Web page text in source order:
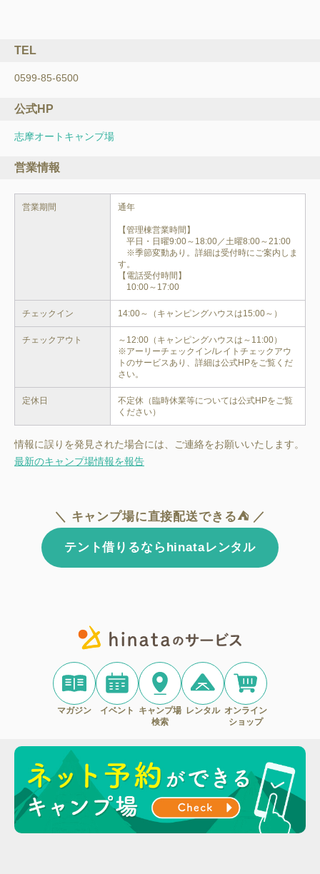
TEL
0599-85-6500
公式HP
志摩オートキャンプ場
営業情報
営業期間 通年
【管理棟営業時間】
平日・日曜9:00～18:00／土曜8:00～21:00
※季節変動あり。詳細は受付時にご案内しま
す。
【電話受付時間】
チェックイン 14:00～（キャンピングハウスは15:00～）
チェックアウト
～12:00（キャンピングハウスは～11:00）
※アーリーチェックイン/レイトチェックアウ
トのサービスあり、詳細は公式HPをご覧くだ
さい。
定休日
不定休（臨時休業等については公式HPをご覧
ください）
情報に誤りを発見された場合には、ご連絡をお願いいたします。
最新のキャンプ場情報を報告
＼ キャンプ場に直接配送できる⛺ ／
テント借りるならhinataレンタル
マガジン イベント
キャンプ場
検索
レンタル オンライン
ショップ